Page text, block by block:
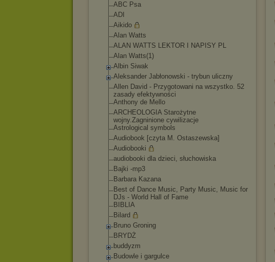
ABC Psa
ADI
Aikido
Alan Watts
ALAN WATTS LEKTOR I NAPISY PL
Alan Watts(1)
Albin Siwak
Aleksander Jabłonowski - trybun uliczny
Allen David - Przygotowani na wszystko. 52
zasady efektywności
Anthony de Mello
ARCHEOLOGIA Starożytne
wojny.Zagninione cywilizacje
Astrological symbols
Audiobook [czyta M. Ostaszewska]
Audiobooki
audiobooki dla dzieci, słuchowiska
Bajki -mp3
Barbara Kazana
Best of Dance Music, Party Music, Music for
DJs - World Hall of Fame
BIBLIA
Bilard
Bruno Groning
BRYDŻ
buddyzm
Budowle i gargulce